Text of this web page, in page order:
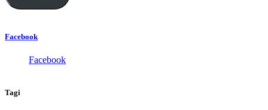
Facebook
Facebook
Tagi